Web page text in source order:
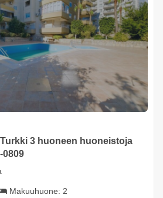
3 huoneen huoneistoja
0809
Makuuhuone: 2